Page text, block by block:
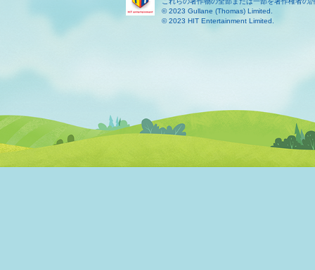
© 2023 Gullane (Thomas) Limited.
© 2023 HIT Entertainment Limited.